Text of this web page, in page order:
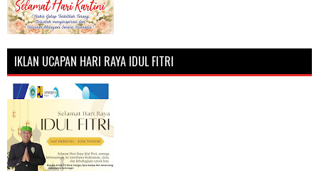
IKLAN UCAPAN HARI RAYA IDUL FITRI